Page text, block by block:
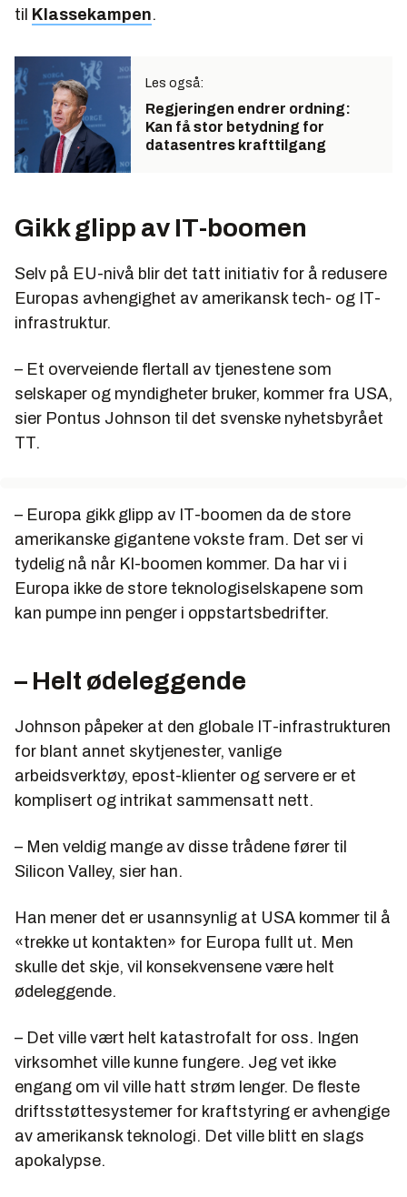
til Klassekampen.
Les også:
Regjeringen endrer ordning:
Kan få stor betydning for
datasentres krafttilgang
Gikk glipp av IT-boomen
Selv på EU-nivå blir det tatt initiativ for å redusere
Europas avhengighet av amerikansk tech- og IT-
infrastruktur.
– Et overveiende flertall av tjenestene som
selskaper og myndigheter bruker, kommer fra USA,
sier Pontus Johnson til det svenske nyhetsbyrået
TT.
– Europa gikk glipp av IT-boomen da de store
amerikanske gigantene vokste fram. Det ser vi
tydelig nå når KI-boomen kommer. Da har vi i
Europa ikke de store teknologiselskapene som
kan pumpe inn penger i oppstartsbedrifter.
– Helt ødeleggende
Johnson påpeker at den globale IT-infrastrukturen
for blant annet skytjenester, vanlige
arbeidsverktøy, epost-klienter og servere er et
komplisert og intrikat sammensatt nett.
– Men veldig mange av disse trådene fører til
Silicon Valley, sier han.
Han mener det er usannsynlig at USA kommer til å
«trekke ut kontakten» for Europa fullt ut. Men
skulle det skje, vil konsekvensene være helt
ødeleggende.
– Det ville vært helt katastrofalt for oss. Ingen
virksomhet ville kunne fungere. Jeg vet ikke
engang om vil ville hatt strøm lenger. De fleste
driftsstøttesystemer for kraftstyring er avhengige
av amerikansk teknologi. Det ville blitt en slags
apokalypse.